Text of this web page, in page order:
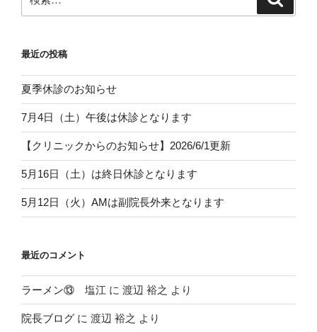
索:
最近の投稿
夏季休診のお知らせ
7月4日（土）午後は休診となります
【クリニックからのお知らせ】2026/6/1更新
5月16日（土）は終日休診となります
5月12日（火）AMは副院長外来となります
最近のコメント
ラーメン⑬ 塩江 に 渡辺 裕之 より
院長ブログ に 渡辺 裕之 より